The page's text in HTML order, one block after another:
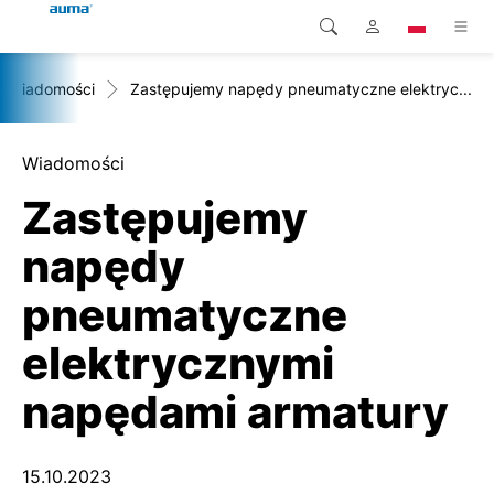
Produkty
Rozwiązania
Pliki do pobrania
Serwis
Przedsiębiorstwo
Kontakt
Global
Europa
Azja i Pacyfik
Ameryka Północna
Wyszukaj
Wiadomości Zastępujemy napędy pneumatyczne elektryc...
Wiadomości
Zastępujemy
napędy
pneumatyczne
elektrycznymi
napędami armatury
15.10.2023